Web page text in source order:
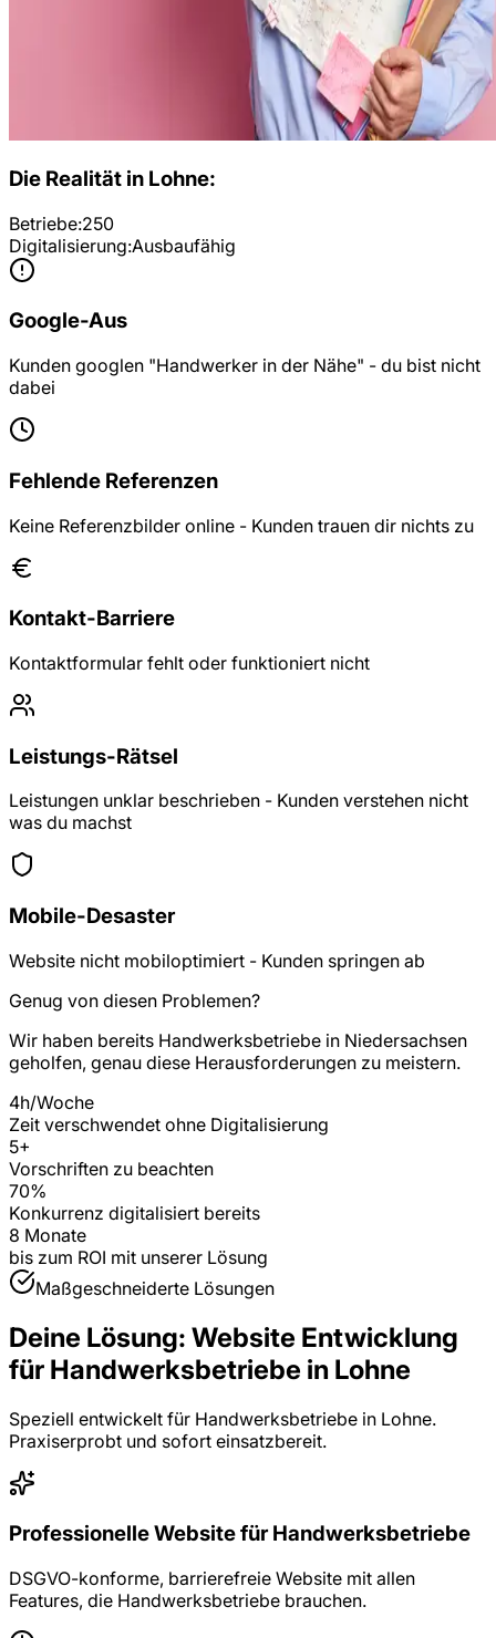
Die Realität in Lohne:
Betriebe:250
Digitalisierung:Ausbaufähig
Google-Aus
Kunden googlen "Handwerker in der Nähe" - du bist nicht
dabei
Fehlende Referenzen
Keine Referenzbilder online - Kunden trauen dir nichts zu
Kontakt-Barriere
Kontaktformular fehlt oder funktioniert nicht
Leistungs-Rätsel
Leistungen unklar beschrieben - Kunden verstehen nicht
was du machst
Mobile-Desaster
Website nicht mobiloptimiert - Kunden springen ab
Genug von diesen Problemen?
Wir haben bereits Handwerksbetriebe in Niedersachsen
geholfen, genau diese Herausforderungen zu meistern.
4h/Woche
Zeit verschwendet ohne Digitalisierung
5+
Vorschriften zu beachten
70%
Konkurrenz digitalisiert bereits
8 Monate
bis zum ROI mit unserer Lösung
Maßgeschneiderte Lösungen
Deine Lösung: Website Entwicklung
für Handwerksbetriebe in Lohne
Speziell entwickelt für Handwerksbetriebe in Lohne.
Praxiserprobt und sofort einsatzbereit.
Professionelle Website für Handwerksbetriebe
DSGVO-konforme, barrierefreie Website mit allen
Features, die Handwerksbetriebe brauchen.